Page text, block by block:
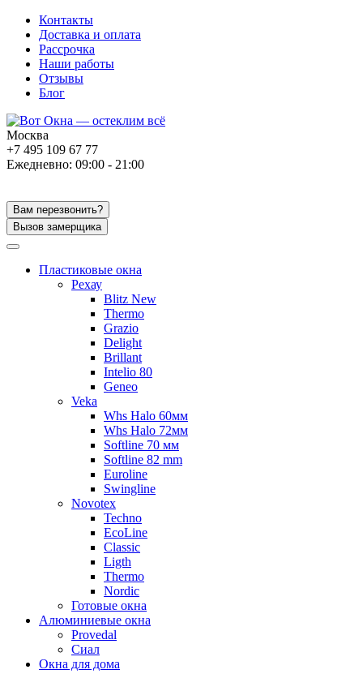
Контакты
Доставка и оплата
Рассрочка
Наши работы
Отзывы
Блог
Москва
+7 495 109 67 77
Ежедневно: 09:00 - 21:00
Вам перезвонить?
Вызов замерщика
Пластиковые окна
Рехау
Blitz New
Thermo
Grazio
Delight
Brillant
Intelio 80
Geneo
Veka
Whs Halo 60мм
Whs Halo 72мм
Softline 70 мм
Softline 82 mm
Euroline
Swingline
Novotex
Techno
EcoLine
Classic
Ligth
Thermo
Nordic
Готовые окна
Алюминиевые окна
Provedal
Сиал
Окна для дома